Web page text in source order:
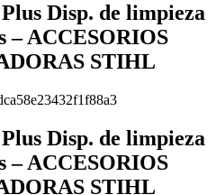
Disp. de limpieza
– ACCESORIOS
STIHL
Disp. de limpieza
– ACCESORIOS
STIHL